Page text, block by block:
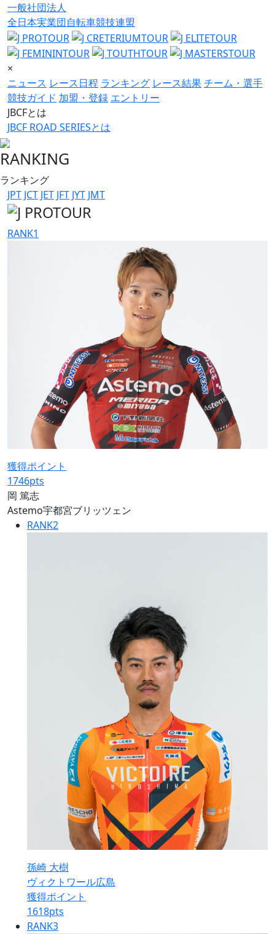
一般社団法人
全日本実業団自転車競技連盟
×
ニュース レース日程 ランキング レース結果チーム・選手
競技ガイド 加盟・登録 エントリー
JBCFとは
JBCF ROAD SERIESとは
RANKING
ランキング
JPT JCT JET JFT JYT JMT
RANK1
獲得ポイント
1746pts
岡 篤志
Astemo宇都宮ブリッツェン
RANK2
孫崎 大樹
ヴィクトワール広島
獲得ポイント
1618pts
RANK3